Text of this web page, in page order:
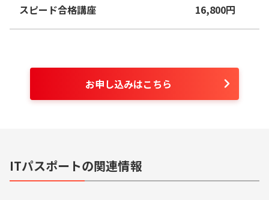
スピード合格講座 16,800円
お申し込みはこちら
ITパスポートの関連情報